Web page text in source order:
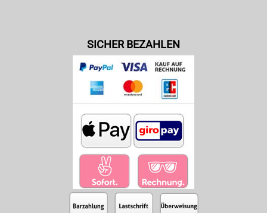
SICHER BEZAHLEN